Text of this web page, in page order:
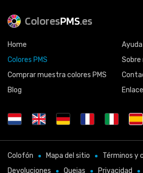
ColoresPMS.es
Home
Colores PMS
Comprar muestra colores PMS
Blog
Ayuda
Sobre
Colofón Mapa del sitio
Términos y
Devoluciones
Quejas Privacidad